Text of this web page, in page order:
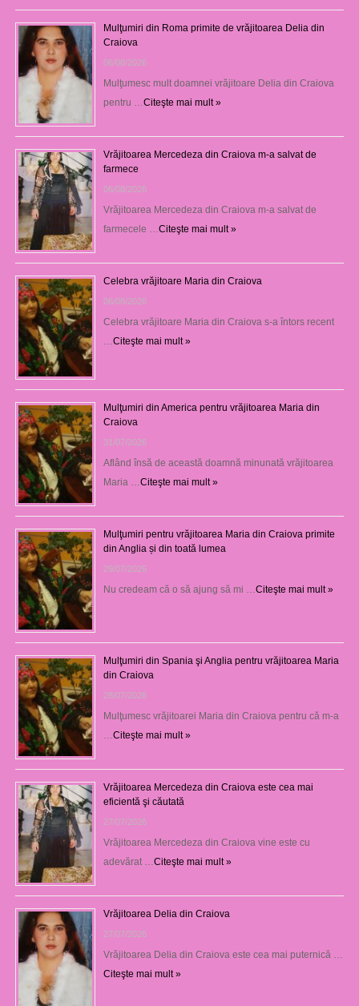
Mulţumiri din Roma primite de vrăjitoarea Delia din
Craiova
06/08/2026
Mulţumesc mult doamnei vrăjitoare Delia din Craiova
pentru …Citeşte mai mult »
Vrăjitoarea Mercedeza din Craiova m-a salvat de
farmece
06/08/2026
Vrăjitoarea Mercedeza din Craiova m-a salvat de
farmecele …Citeşte mai mult »
Celebra vrăjitoare Maria din Craiova
06/08/2026
Celebra vrăjitoare Maria din Craiova s-a întors recent
…Citeşte mai mult »
Mulţumiri din America pentru vrăjitoarea Maria din
Craiova
31/07/2026
Aflând însă de această doamnă minunată vrăjitoarea
Maria …Citeşte mai mult »
Mulţumiri pentru vrăjitoarea Maria din Craiova primite
din Anglia și din toată lumea
29/07/2026
Nu credeam că o să ajung să mi …Citeşte mai mult »
Mulţumiri din Spania şi Anglia pentru vrăjitoarea Maria
din Craiova
28/07/2026
Mulţumesc vrăjitoarei Maria din Craiova pentru că m-a
…Citeşte mai mult »
Vrăjitoarea Mercedeza din Craiova este cea mai
eficientă şi căutată
27/07/2026
Vrăjitoarea Mercedeza din Craiova vine este cu
adevărat …Citeşte mai mult »
Vrăjitoarea Delia din Craiova
27/07/2026
Vrăjitoarea Delia din Craiova este cea mai puternică …
Citeşte mai mult »